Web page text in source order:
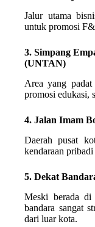
Jalur utama
untuk promosi
3. Simpang
(UNTAN)
Area yang
promosi edukasi,
4. Jalan Imam
Daerah pusat
kendaraan pribadi
5. Dekat
Meski berada di
bandara sangat
dari luar kota.